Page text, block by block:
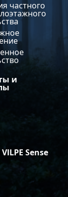
частного
и
Sense